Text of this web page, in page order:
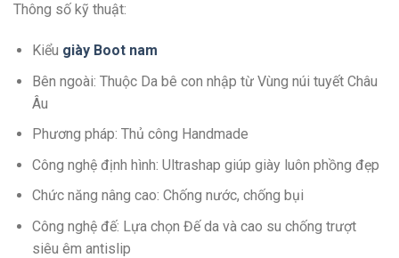
Thông số kỹ thuật:
Kiểu giày Boot nam
Bên ngoài: Thuộc Da bê con nhập từ Vùng núi tuyết Châu
Âu
Phương pháp: Thủ công Handmade
Công nghệ định hình: Ultrashap giúp giày luôn phồng đẹp
Chức năng nâng cao: Chống nước, chống bụi
Công nghệ đế: Lựa chọn Đế da và cao su chống trượt
siêu êm antislip